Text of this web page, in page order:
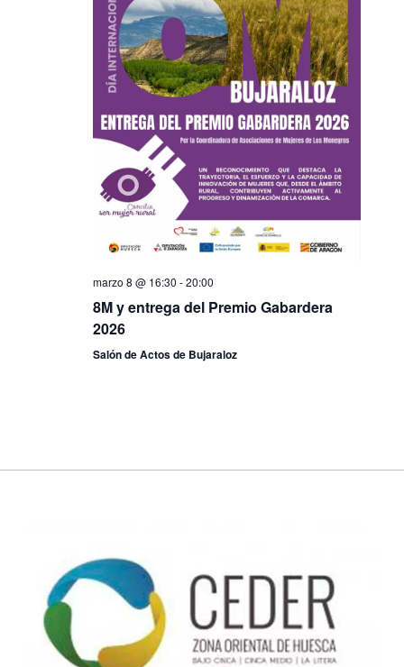
marzo 8 @ 16:30 -20:00
8M y entrega del Premio Gabardera
2026
Salón de Actos de Bujaraloz